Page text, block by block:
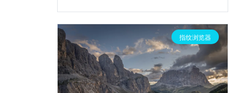
指纹浏览器